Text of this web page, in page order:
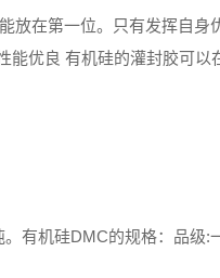
放在第一位。只有发挥自
能优良 有机硅的灌封胶可
机硅DMC的规格：品级: